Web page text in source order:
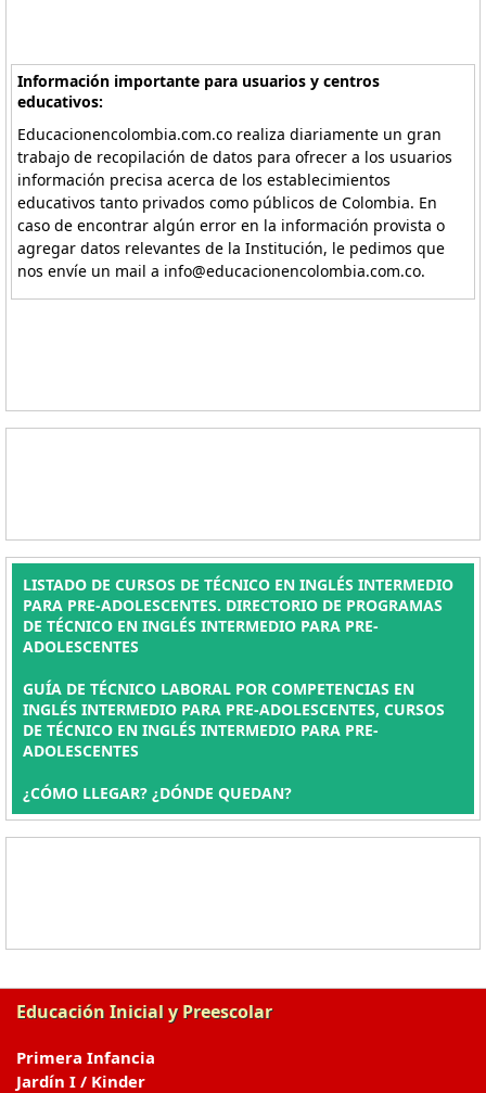
Información importante para usuarios y centros
educativos:
Educacionencolombia.com.co realiza diariamente un gran
trabajo de recopilación de datos para ofrecer a los usuarios
información precisa acerca de los establecimientos
educativos tanto privados como públicos de Colombia. En
caso de encontrar algún error en la información provista o
agregar datos relevantes de la Institución, le pedimos que
nos envíe un mail a info@educacionencolombia.com.co.
LISTADO DE CURSOS DE TÉCNICO EN INGLÉS INTERMEDIO
PARA PRE-ADOLESCENTES. DIRECTORIO DE PROGRAMAS
DE TÉCNICO EN INGLÉS INTERMEDIO PARA PRE-
ADOLESCENTES
GUÍA DE TÉCNICO LABORAL POR COMPETENCIAS EN
INGLÉS INTERMEDIO PARA PRE-ADOLESCENTES, CURSOS
DE TÉCNICO EN INGLÉS INTERMEDIO PARA PRE-
ADOLESCENTES
¿CÓMO LLEGAR? ¿DÓNDE QUEDAN?
Educación Inicial y Preescolar
Primera Infancia
Jardín I / Kinder